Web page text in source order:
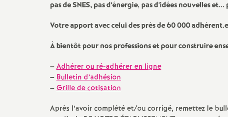
n
a
d
militante
pas de SNES, pas d’énergie, pas d’idées nouvelles et...
Votre apport avec celui des près de 60 000
À bientôt pour nos professions et pour construire
–Adhérer ou ré-adhérer en ligne
–Bulletin d’adhésion
–Grille de cotisation
Après l’avoir complété et/ou corrigé, remettez le